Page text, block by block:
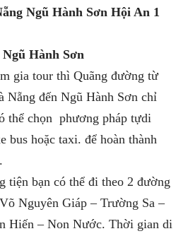
Ngũ Hành Sơn Hội An 1
Hành Sơn
gia tour thì Quãng đường từ
Nẵng đến Ngũ Hành Sơn chỉ
thể chọn phương pháp tựdi
bus hoặc taxi. để hoàn thành
tiện bạn có thể đi theo 2 đường
Nguyên Giáp – Trường Sa –
Hiến – Non Nước. Thời gian di